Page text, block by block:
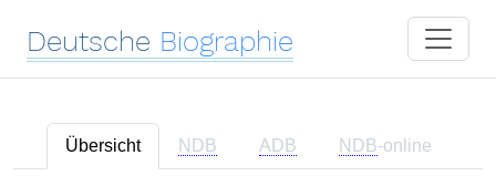
Deutsche Biographie
Übersicht NDB ADB NDB-online